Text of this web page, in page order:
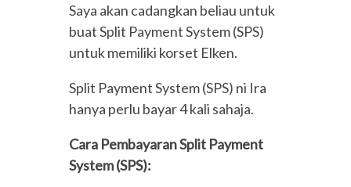
Saya akan cadangkan beliau untuk
buat Split Payment System (SPS)
untuk memiliki korset Elken.
Split Payment System (SPS) ni Ira
hanya perlu bayar 4 kali sahaja.
Cara Pembayaran Split Payment
System (SPS):